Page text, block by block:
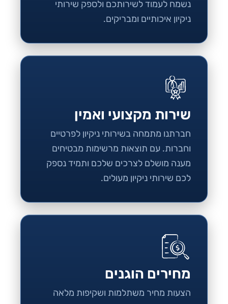
נשמח לעמוד לשירותכם ולספק שירותי
ניקיון איכותיים ומבריקים.
שירות מקצועי ואמין
חברתנו מתמחה בשירותי ניקיון לפרטיים
וחברות. עם תוצאות מרשימות מבטיחים
מענה מושלם לצרכים שלכם ותמיד נספק
לכם שירותי ניקיון מעולים.
מחירים הוגנים
הצעות מחיר משתלמות ושקיפות מלאה